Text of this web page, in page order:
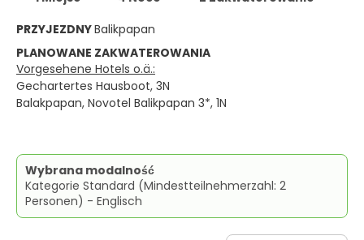
PRZYJEZDNYBalikpapan
PLANOWANE ZAKWATEROWANIA
Vorgesehene Hotels o.ä.:
Gechartertes Hausboot, 3N
Balakpapan, Novotel Balikpapan 3*, 1N
Wybrana modalność
Kategorie Standard (Mindestteilnehmerzahl: 2
Personen) - Englisch